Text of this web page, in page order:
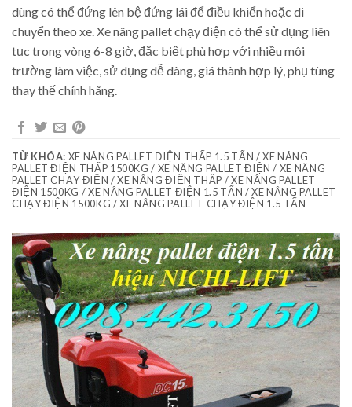
dùng có thể đứng lên bệ đứng lái để điều khiển hoặc di
chuyển theo xe. Xe nâng pallet chạy điện có thể sử dụng liên
tục trong vòng 6-8 giờ, đặc biệt phù hợp với nhiều môi
trường làm việc, sử dụng dễ dàng, giá thành hợp lý, phụ tùng
thay thế chính hãng.
TỪ KHÓA: XE NÂNG PALLET ĐIỆN THẤP 1.5 TẤN / XE NÂNG
PALLET ĐIỆN THẤP 1500KG / XE NÂNG PALLET ĐIỆN / XE NÂNG
PALLET CHẠY ĐIỆN / XE NÂNG ĐIỆN THẤP / XE NÂNG PALLET
ĐIỆN 1500KG / XE NÂNG PALLET ĐIỆN 1.5 TẤN / XE NÂNG PALLET
CHẠY ĐIỆN 1500KG / XE NÂNG PALLET CHẠY ĐIỆN 1.5 TẤN